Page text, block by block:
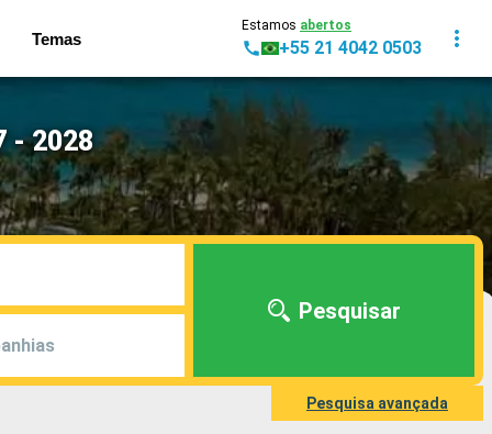
Temas
Estamos abertos
+55 21 4042 0503
- 2028
Pesquisar
Pesquisa avançada